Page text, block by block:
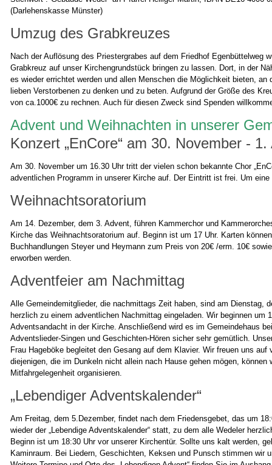
(Darlehenskasse Münster)
Umzug des Grabkreuzes
Nach der Auflösung des Priestergrabes auf dem Friedhof Egenbüttelweg
Grabkreuz auf unser Kirchengrundstück bringen zu lassen. Dort, in der
es wieder errichtet werden und allen Menschen die Möglichkeit bieten, an
lieben Verstorbenen zu denken und zu beten. Aufgrund der Größe des
von ca.1000€ zu rechnen. Auch für diesen Zweck sind Spenden
Advent und Weihnachten in unserer
Konzert „EnCore“ am 30. November - 1.
Am 30. November um 16.30 Uhr tritt der vielen schon bekannte Chor
adventlichen Programm in unserer Kirche auf. Der Eintritt ist frei. Um eine
Weihnachtsoratorium
Am 14. Dezember, dem 3. Advent, führen Kammerchor und
Kirche das Weihnachtsoratorium auf. Beginn ist um 17 Uhr. Karten
Buchhandlungen Steyer und Heymann zum Preis von 20€ /erm. 10€
erworben werden.
Adventfeier am Nachmittag
Alle Gemeindemitglieder, die nachmittags Zeit haben, sind am Dienstag,
herzlich zu einem adventlichen Nachmittag eingeladen. Wir beginnen um
Adventsandacht in der Kirche. Anschließend wird es im Gemeindehaus
Adventslieder-Singen und Geschichten-Hören sicher sehr gemütlich.
Frau Hageböke begleitet den Gesang auf dem Klavier. Wir freuen uns auf
diejenigen, die im Dunkeln nicht allein nach Hause gehen mögen, können
Mitfahrgelegenheit organisieren.
„Lebendiger Adventskalender“
Am Freitag, dem 5.Dezember, findet nach dem Friedensgebet, das um
wieder der „Lebendige Adventskalender“ statt, zu dem alle Wedeler
Beginn ist um 18:30 Uhr vor unserer Kirchentür. Sollte uns kalt werden,
Kaminraum. Bei Liedern, Geschichten, Keksen und Punsch stimmen wir